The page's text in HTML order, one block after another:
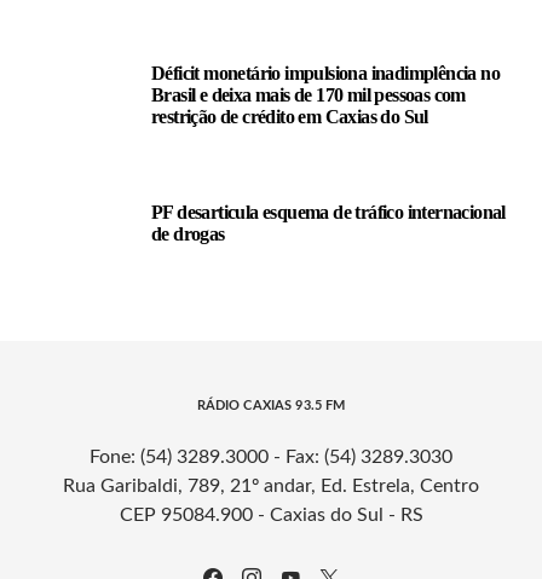
Déficit monetário impulsiona inadimplência no
Brasil e deixa mais de 170 mil pessoas com
restrição de crédito em Caxias do Sul
PF desarticula esquema de tráfico internacional
de drogas
RÁDIO CAXIAS 93.5 FM
Fone: (54) 3289.3000 - Fax: (54) 3289.3030
Rua Garibaldi, 789, 21º andar, Ed. Estrela, Centro
CEP 95084.900 - Caxias do Sul - RS